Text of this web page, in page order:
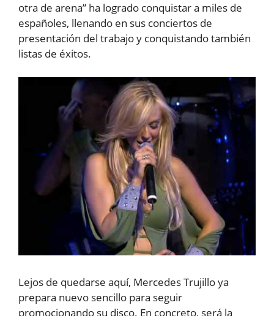
otra de arena” ha logrado conquistar a miles de
españoles, llenando en sus conciertos de
presentación del trabajo y conquistando también
listas de éxitos.
Lejos de quedarse aquí, Mercedes Trujillo ya
prepara nuevo sencillo para seguir
promocionando su disco. En concreto, será la